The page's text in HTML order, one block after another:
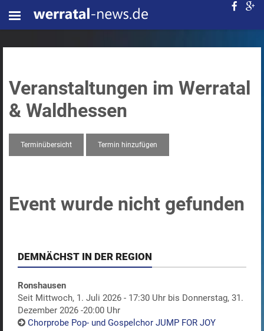
Veranstaltungen im Werratal
& Waldhessen
Terminübersicht Termin hinzufügen
Event wurde nicht gefunden
DEMNÄCHST IN DER REGION
Ronshausen
Seit Mittwoch, 1. Juli 2026 - 17:30 Uhr bis Donnerstag, 31.
Dezember 2026 -20:00 Uhr
Chorprobe Pop- und Gospelchor JUMP FOR JOY